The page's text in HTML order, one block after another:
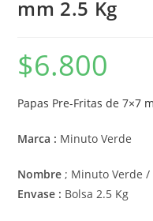
mm 2.5 Kg
$6.800
Papas Pre-Fritas de 7×7
Marca : Minuto Verde
Nombre ; Minuto Verde /
Envase : Bolsa 2.5 Kg